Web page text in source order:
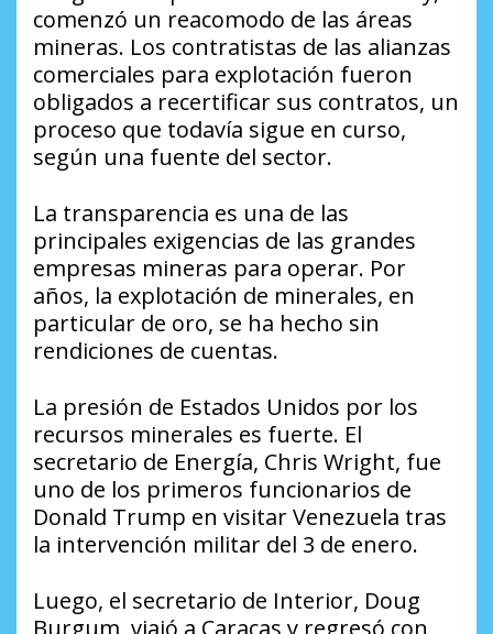
comenzó un reacomodo de las áreas
mineras. Los contratistas de las alianzas
comerciales para explotación fueron
obligados a recertificar sus contratos, un
proceso que todavía sigue en curso,
según una fuente del sector.
La transparencia es una de las
principales exigencias de las grandes
empresas mineras para operar. Por
años, la explotación de minerales, en
particular de oro, se ha hecho sin
rendiciones de cuentas.
La presión de Estados Unidos por los
recursos minerales es fuerte. El
secretario de Energía, Chris Wright, fue
uno de los primeros funcionarios de
Donald Trump en visitar Venezuela tras
la intervención militar del 3 de enero.
Luego, el secretario de Interior, Doug
Burgum, viajó a Caracas y regresó con